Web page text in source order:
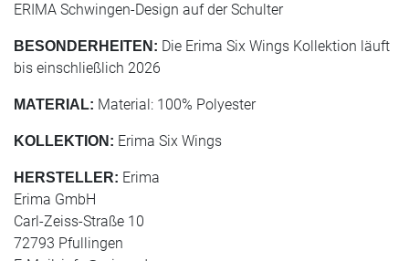
ERIMA Schwingen-Design auf der Schulter
BESONDERHEITEN: Die Erima Six Wings Kollektion läuft
bis einschließlich 2026
MATERIAL: Material: 100% Polyester
KOLLEKTION: Erima Six Wings
HERSTELLER: Erima
Erima GmbH
Carl-Zeiss-Straße 10
72793 Pfullingen